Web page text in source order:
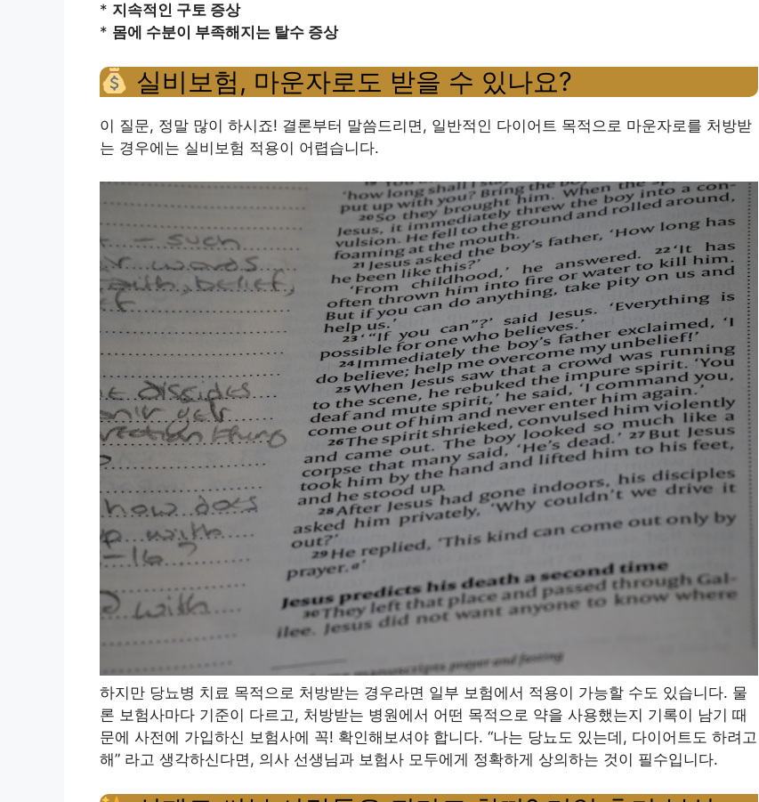
* 지속적인 구토 증상
* 몸에 수분이 부족해지는 탈수 증상
실비보험, 마운자로도 받을 수 있나요?
이 질문, 정말 많이 하시죠! 결론부터 말씀드리면, 일반적인 다이어트 목적으로 마운자로를 처방받
는 경우에는 실비보험 적용이 어렵습니다.
하지만 당뇨병 치료 목적으로 처방받는 경우라면 일부 보험에서 적용이 가능할 수도 있습니다. 물
론 보험사마다 기준이 다르고, 처방받는 병원에서 어떤 목적으로 약을 사용했는지 기록이 남기 때
문에 사전에 가입하신 보험사에 꼭! 확인해보셔야 합니다. “나는 당뇨도 있는데, 다이어트도 하려고
해” 라고 생각하신다면, 의사 선생님과 보험사 모두에게 정확하게 상의하는 것이 필수입니다.